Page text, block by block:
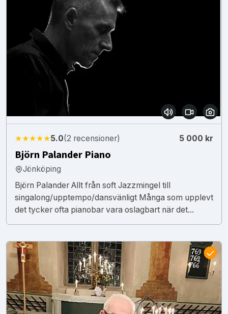
★★★★★5.0(2 recensioner) 5 000 kr
Björn Palander Piano
Jönköping
Björn Palander Allt från soft Jazzmingel till
singalong/upptempo/dansvänligt Många som upplevt
det tycker ofta pianobar vara oslagbart när det...